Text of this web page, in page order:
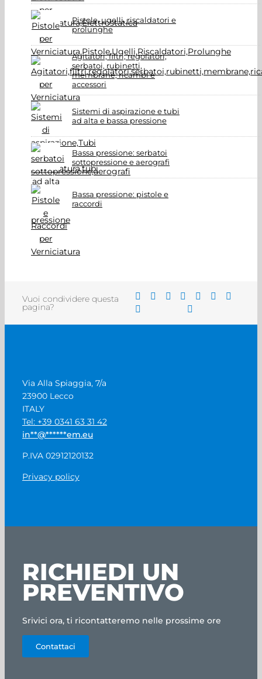
Pistole, ugelli, riscaldatori e
prolunghe
Agitatori, filtri, regolatori,
serbatoi, rubinetti,
membrane, ricambi e
accessori
Sistemi di aspirazione e tubi
ad alta e bassa pressione
Bassa pressione: serbatoi
sottopressione e aerografi
Bassa pressione: pistole e
raccordi
Vuoi condividere questa
pagina?
Via Alla Spiaggia, 7/a
23900 Lecco
ITALY
Tel: +39 0341 63 31 42
in**@******em.eu
P.IVA 02912120132
Privacy policy
RICHIEDI UN
PREVENTIVO
Srivici ora, ti ricontatteremo nelle prossime ore
Contattaci